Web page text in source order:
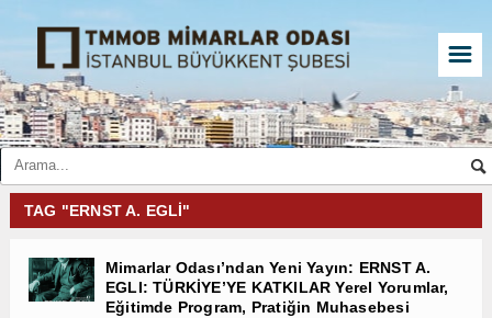
☰
TAG "ERNST A. EGLI"
Mimarlar Odası’ndan Yeni Yayın: ERNST A.
EGLI: TÜRKİYE’YE KATKILAR Yerel Yorumlar,
Eğitimde Program, Pratiğin Muhasebesi